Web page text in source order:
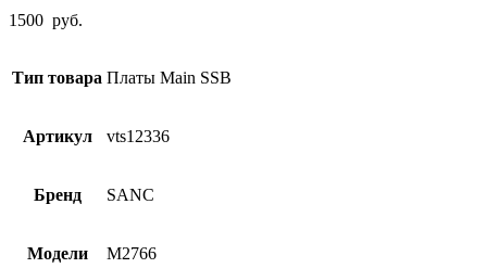
1500 руб.
Тип товара Платы Main SSB
Артикул vts12336
Бренд SANC
Модели M2766